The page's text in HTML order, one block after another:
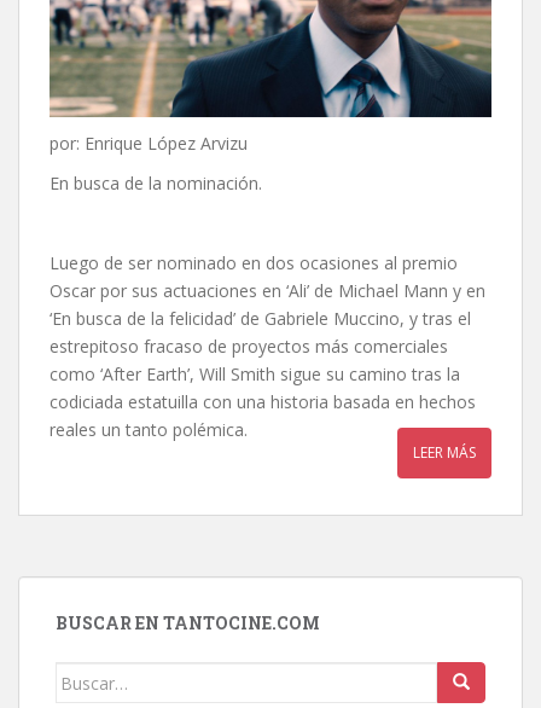
por: Enrique López Arvizu
En busca de la nominación.
Luego de ser nominado en dos ocasiones al premio
Oscar por sus actuaciones en ‘Ali’ de Michael Mann y en
‘En busca de la felicidad’ de Gabriele Muccino, y tras el
estrepitoso fracaso de proyectos más comerciales
como ‘After Earth’, Will Smith sigue su camino tras la
codiciada estatuilla con una historia basada en hechos
reales un tanto polémica.
LEER MÁS
BUSCAR EN TANTOCINE.COM
Buscar: